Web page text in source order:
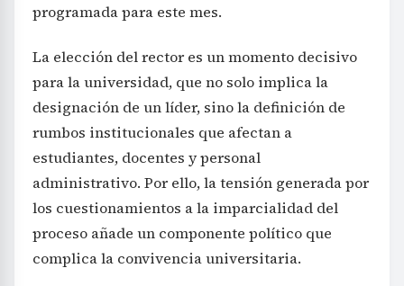
programada para este mes.
La elección del rector es un momento decisivo
para la universidad, que no solo implica la
designación de un líder, sino la definición de
rumbos institucionales que afectan a
estudiantes, docentes y personal
administrativo. Por ello, la tensión generada por
los cuestionamientos a la imparcialidad del
proceso añade un componente político que
complica la convivencia universitaria.